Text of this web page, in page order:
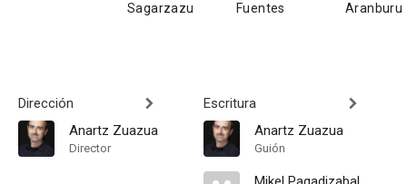
Sagarzazu
Fuentes
Aranburu
Dirección
Anartz Zuazua
Director
Escritura
Anartz Zuazua
Guión